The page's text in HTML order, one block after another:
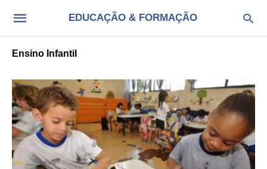
EDUCAÇÃO & FORMAÇÃO
Ensino Infantil